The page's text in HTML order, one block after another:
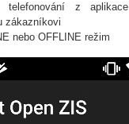
telefonování z aplikace
zákazníkovi
nebo OFFLINE režim